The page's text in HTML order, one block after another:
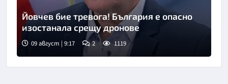
Снимка: бТВ
Йовчев бие тревога! България е опасно
изостанала срещу дронове
09 август | 9:17 2 1119